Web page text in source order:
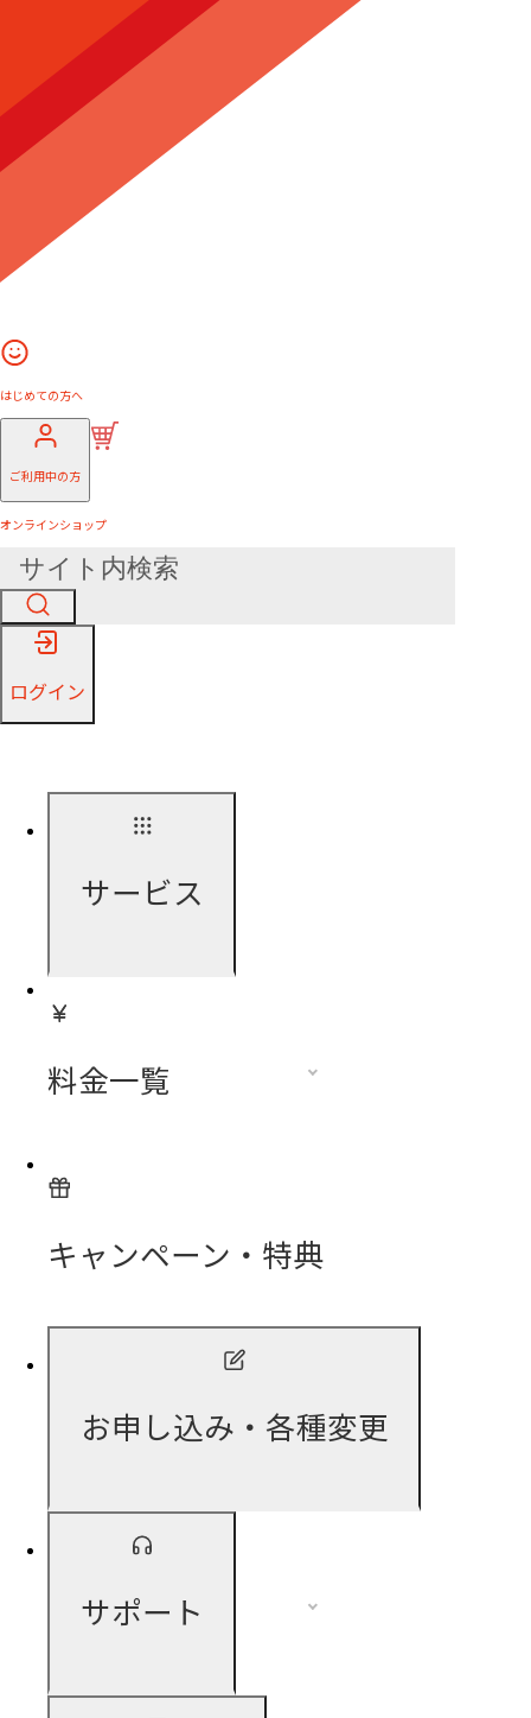
はじめての方へ
ご利用中の方
オンラインショップ
ログイン
サービス
料金一覧
キャンペーン・特典
お申し込み・各種変更
サポート